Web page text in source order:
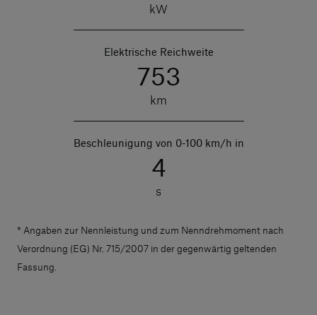
kW
Elektrische Reichweite
753
km
Beschleunigung von 0-100 km/h in
4
s
* Angaben zur Nennleistung und zum Nenndrehmoment nach
Verordnung (EG) Nr. 715/2007 in der gegenwärtig geltenden
Fassung.